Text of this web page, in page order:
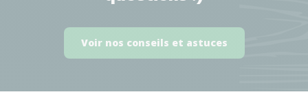
Voir nos conseils et astuces